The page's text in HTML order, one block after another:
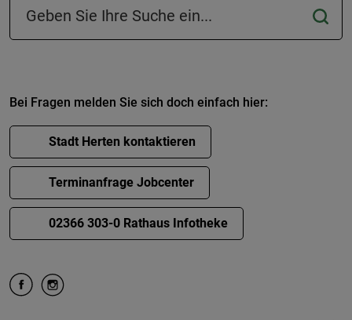
Suchfeld in der Fußzeile
Bei Fragen melden Sie sich doch einfach hier:
Stadt Herten kontaktieren
Terminanfrage Jobcenter
02366 303-0 Rathaus Infotheke